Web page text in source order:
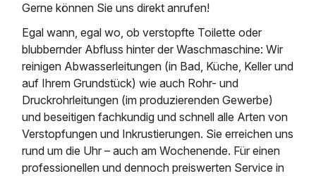
Kosten Preise
Rohrreinigungsdienst
Wasserhaltung
Dükerreinigung
Schießstandsanierung -
Geschosssandfang
Mobile Schlamm-
Trockensaugen von
etc.
Weitere Services mit
Unternehmen
Stellenangebote
Kontakt
Gerne können Sie uns direkt anrufen!
Egal wann, egal wo, ob verstopfte Toilette oder
blubbernder Abfluss hinter der Waschmaschine: Wir
reinigen Abwasserleitungen (in Bad, Küche, Keller und
auf Ihrem Grundstück) wie auch Rohr- und
Druckrohrleitungen (im produzierenden Gewerbe)
und beseitigen fachkundig und schnell alle Arten von
Verstopfungen und Inkrustierungen. Sie erreichen uns
rund um die Uhr – auch am Wochenende. Für einen
professionellen und dennoch preiswerten Service in